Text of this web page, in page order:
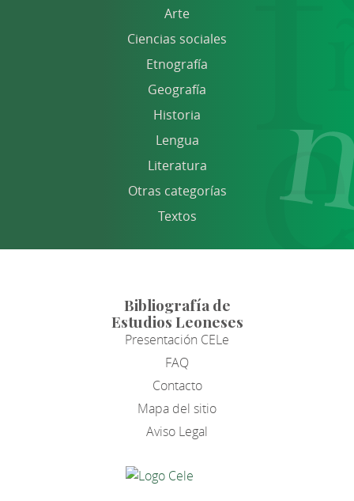
Arte
Ciencias sociales
Etnografía
Geografía
Historia
Lengua
Literatura
Otras categorías
Textos
Bibliografía de
Estudios Leoneses
Presentación CELe
FAQ
Contacto
Mapa del sitio
Aviso Legal